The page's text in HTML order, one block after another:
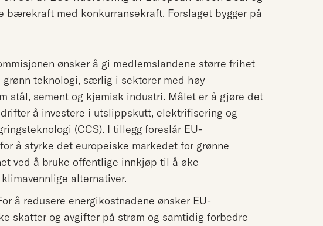
bærekraft med konkurransekraft. Forslaget bygger på
ønsker å gi medlemslandene større frihet
teknologi, særlig i sektorer med høy
stål, sement og kjemisk industri. Målet er å gjøre det
å investere i utslippskutt, elektrifisering og
(CCS). I tillegg foreslår EU-
å styrke det europeiske markedet for grønne
ved å bruke offentlige innkjøp til å øke
alternativer.
å redusere energikostnadene ønsker EU-
skatter og avgifter på strøm og samtidig forbedre